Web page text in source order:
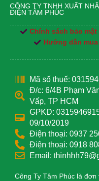
CÔNG TY TNHH XUẤT
ĐIỆN TÂM PHÚC
Chính sách bảo
Hướng dẫn
Mã số thuế:
Đ/c: 6/4B Phạm
Vấp, TP HCM
GPKD:
09/10/2019
Điện thoại: 0937
Điện thoại: 0918
Email:
Công Ty Tâm Phúc là